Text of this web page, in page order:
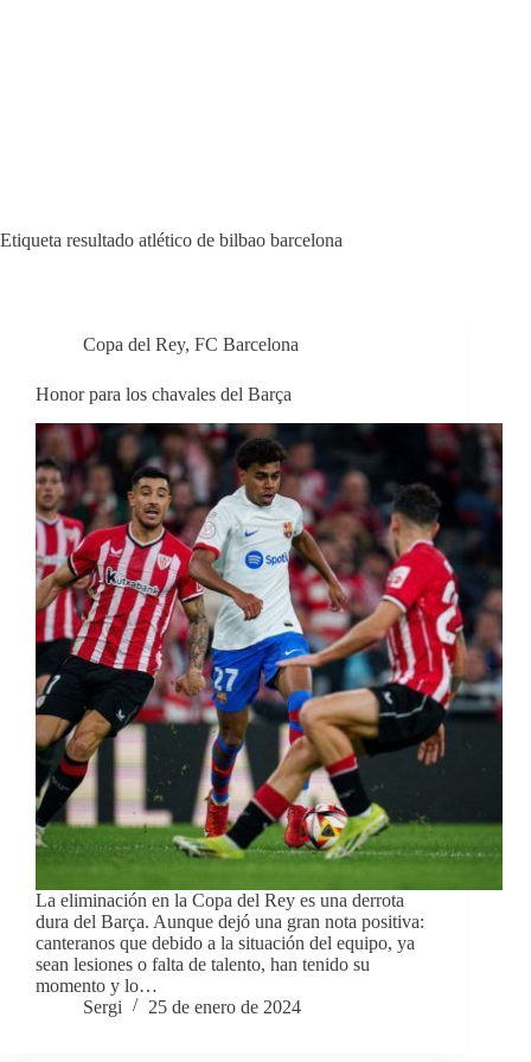
Etiqueta resultado atlético de bilbao barcelona
Copa del Rey, FC Barcelona
Honor para los chavales del Barça
La eliminación en la Copa del Rey es una derrota
dura del Barça. Aunque dejó una gran nota positiva:
canteranos que debido a la situación del equipo, ya
sean lesiones o falta de talento, han tenido su
momento y lo…
Sergi
25 de enero de 2024